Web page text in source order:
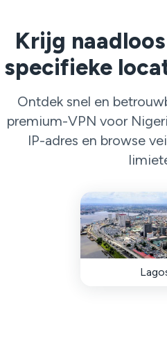
Krijg
specifieke
Ontdek snel en
premium-VPN voor
IP-adres en browse